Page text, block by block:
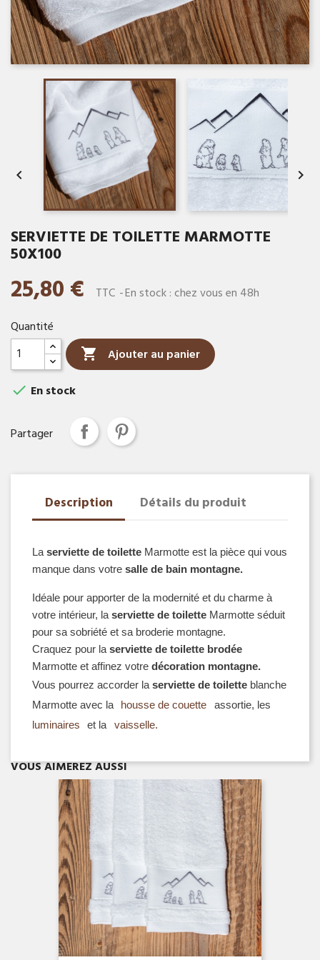
 
SERVIETTE DE TOILETTE MARMOTTE
50X100
25,80 € TTC En stock : chez vous en 48h
Quantité
 Ajouter au panier
 En stock
Partager
Description Détails du produit
La serviette de toilette Marmotte est la pièce qui vous
manque dans votre salle de bain montagne.
Idéale pour apporter de la modernité et du charme à
votre intérieur, la serviette de toilette Marmotte séduit
pour sa sobriété et sa broderie montagne.
Craquez pour la serviette de toilette brodée
Marmotte et affinez votre décoration montagne.
Vous pourrez accorder la serviette de toilette blanche
Marmotte avec la
housse de couette
assortie, les
luminaires
et la vaisselle.
VOUS AIMEREZ AUSSI
Aperçu rapide